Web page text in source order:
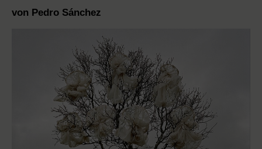
von Pedro Sánchez